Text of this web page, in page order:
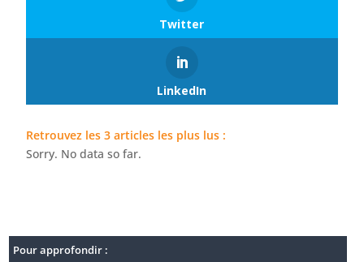
Twitter
LinkedIn
Retrouvez les 3 articles les plus lus :
Sorry. No data so far.
Pour approfondir :